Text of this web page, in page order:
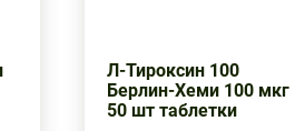
Л-Тироксин 100
Берлин-Хеми 100 мкг
50 шт таблетки